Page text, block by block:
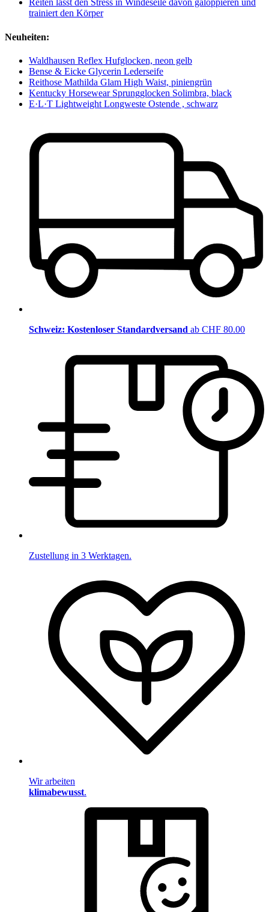
Reiten lässt den Stress in Windeseile davon galoppieren und
trainiert den Körper
Neuheiten:
Waldhausen Reflex Hufglocken, neon gelb
Bense & Eicke Glycerin Lederseife
Reithose Mathilda Glam High Waist, piniengrün
Kentucky Horsewear Sprungglocken Solimbra, black
E·L·T Lightweight Longweste Ostende , schwarz
Schweiz: Kostenloser Standardversand ab CHF 80.00
Zustellung in 3 Werktagen.
Wir arbeiten
klimabewusst.